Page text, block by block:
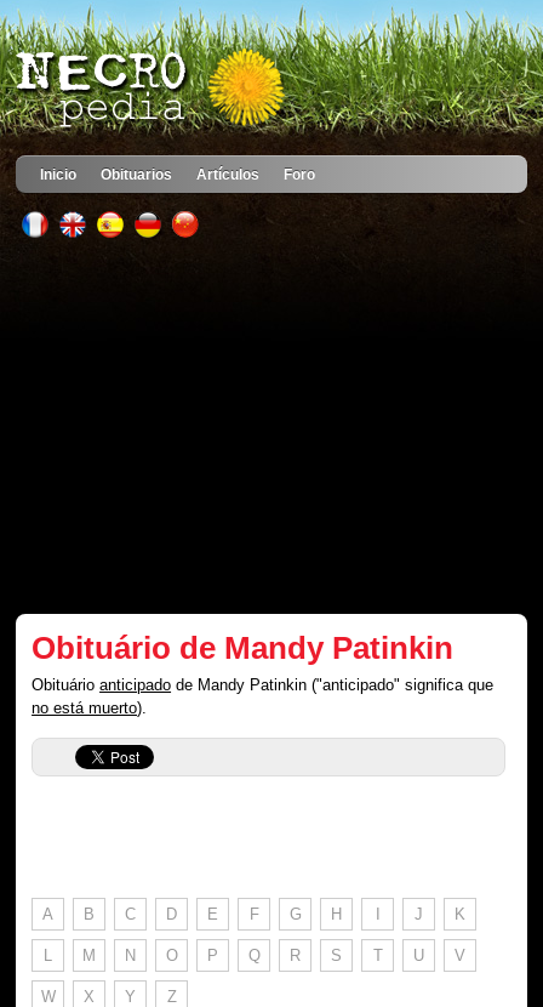
Inicio Obituarios Artículos Foro
Obituário de Mandy Patinkin
Obituárioanticipado de Mandy Patinkin ("anticipado" significa que
no está muerto).
A B C D E F G H I J K
L M N O P Q R S T U V
W X Y Z